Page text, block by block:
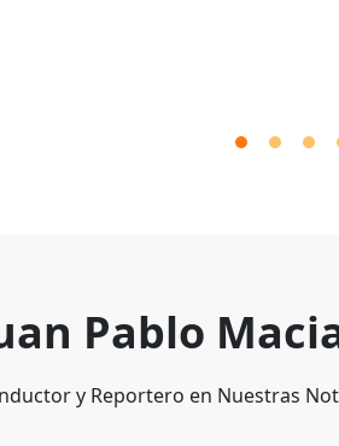
Pablo
y Reportero en Nuestras